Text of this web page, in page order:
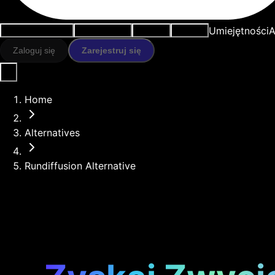
Umiejętności
Zaloguj się Zarejestruj się
Home
Alternatives
Rundiffusion Alternative